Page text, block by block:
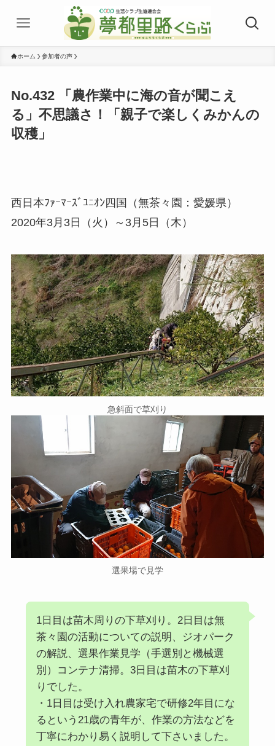
ホーム 参加者の声
No.432 「農作業中に海の音が聞こえ
る」不思議さ！「親子で楽しくみかんの
収穫」
西日本ﾌｧｰﾏｰｽﾞﾕﾆｵﾝ四国（無茶々園：愛媛県）
2020年3月3日（火）～3月5日（木）
急斜面で草刈り
選果場で見学
1日目は苗木周りの下草刈り。2日目は無
茶々園の活動についての説明、ジオパーク
の解説、選果作業見学（手選別と機械選
別）コンテナ清掃。3日目は苗木の下草刈
りでした。
・1日目は受け入れ農家宅で研修2年目にな
るという21歳の青年が、作業の方法などを
丁寧にわかり易く説明して下さいました。